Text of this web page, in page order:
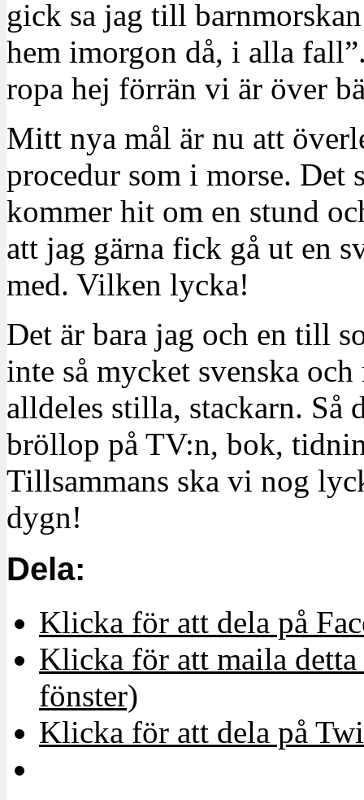
gick sa jag till
hem imorgon då, i alla
ropa hej förrän vi är över
Mitt nya mål är nu att
procedur som i morse. Det
kommer hit om en stund
att jag gärna fick gå ut en
med. Vilken lycka!
Det är bara jag och en till
inte så mycket svenska
alldeles stilla, stackarn.
bröllop på TV:n, bok,
Tillsammans ska vi nog
dygn!
Dela:
Klicka för att dela på
Klicka för att maila
fönster)
Klicka för att dela på